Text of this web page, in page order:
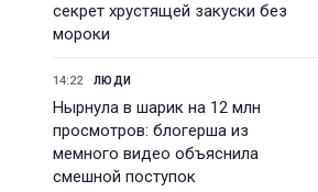
секрет хрустящей закуски без
мороки
14:22 ЛЮДИ
Нырнула в шарик на 12 млн
просмотров: блогерша из
мемного видео объяснила
смешной поступок